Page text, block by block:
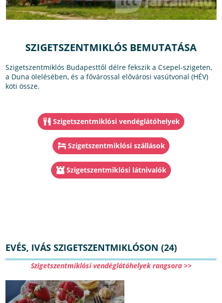
SZIGETSZENTMIKLÓS BEMUTATÁSA
Szigetszentmiklós Budapesttől délre fekszik a Csepel-szigeten,
a Duna ölelésében, és a fővárossal elővárosi vasútvonal (HÉV)
köti össze.
Szigetszentmiklósi vendéglátóhelyek
Szigetszentmiklósi szállások
Szigetszentmiklósi látnivalók
EVÉS, IVÁS SZIGETSZENTMIKLÓSON (24)
Szigetszentmiklósi vendéglátóhelyek rangsora >>